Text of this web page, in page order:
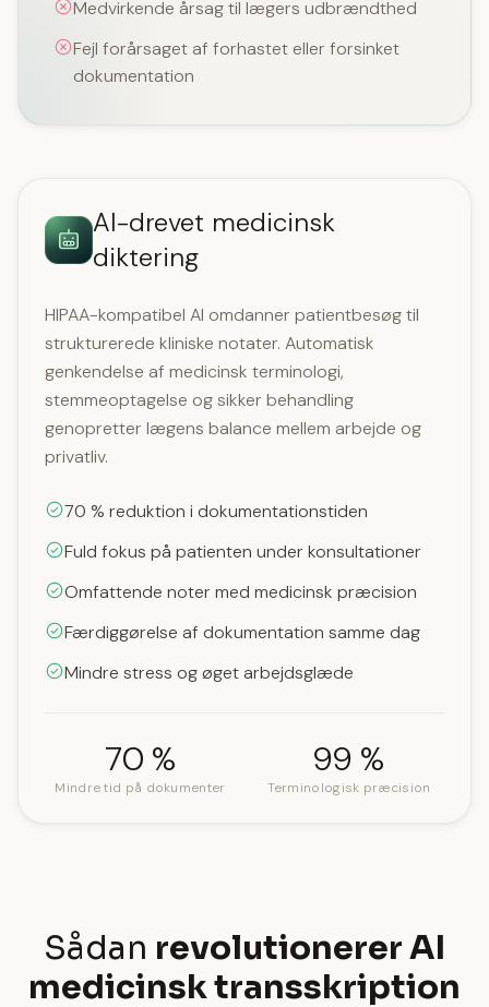
Medvirkende årsag til lægers udbrændthed
Fejl forårsaget af forhastet eller forsinket
dokumentation
AI-drevet medicinsk
diktering
HIPAA-kompatibel AI omdanner patientbesøg til
strukturerede kliniske notater. Automatisk
genkendelse af medicinsk terminologi,
stemmeoptagelse og sikker behandling
genopretter lægens balance mellem arbejde og
privatliv.
70 % reduktion i dokumentationstiden
Fuld fokus på patienten under konsultationer
Omfattende noter med medicinsk præcision
Færdiggørelse af dokumentation samme dag
Mindre stress og øget arbejdsglæde
70 %
Mindre tid på dokumenter
99 %
Terminologisk præcision
Sådan revolutionerer AI
medicinsk transskription